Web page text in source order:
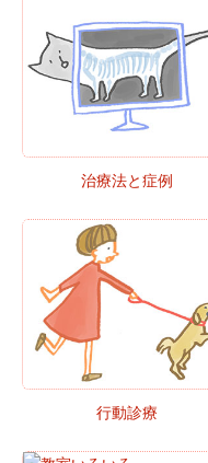
治療法と症例
行動診療